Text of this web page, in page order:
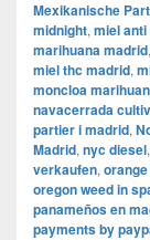
Mexikanische
midnight, miel
marihuana madrid,
miel thc madrid,
moncloa
navacerrada
partier i madrid,
Madrid, nyc diesel,
verkaufen,
oregon weed in
panameños en
payments by